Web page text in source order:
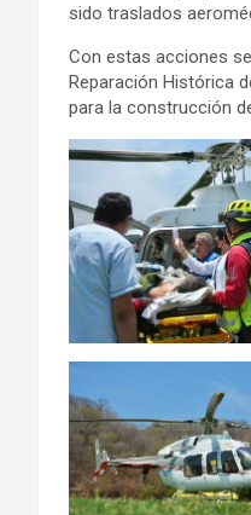
sido traslados
Con estas acciones
Reparación Histórica
para la construcción